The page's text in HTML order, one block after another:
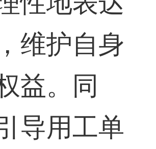
维护自身
益。同
导用工单